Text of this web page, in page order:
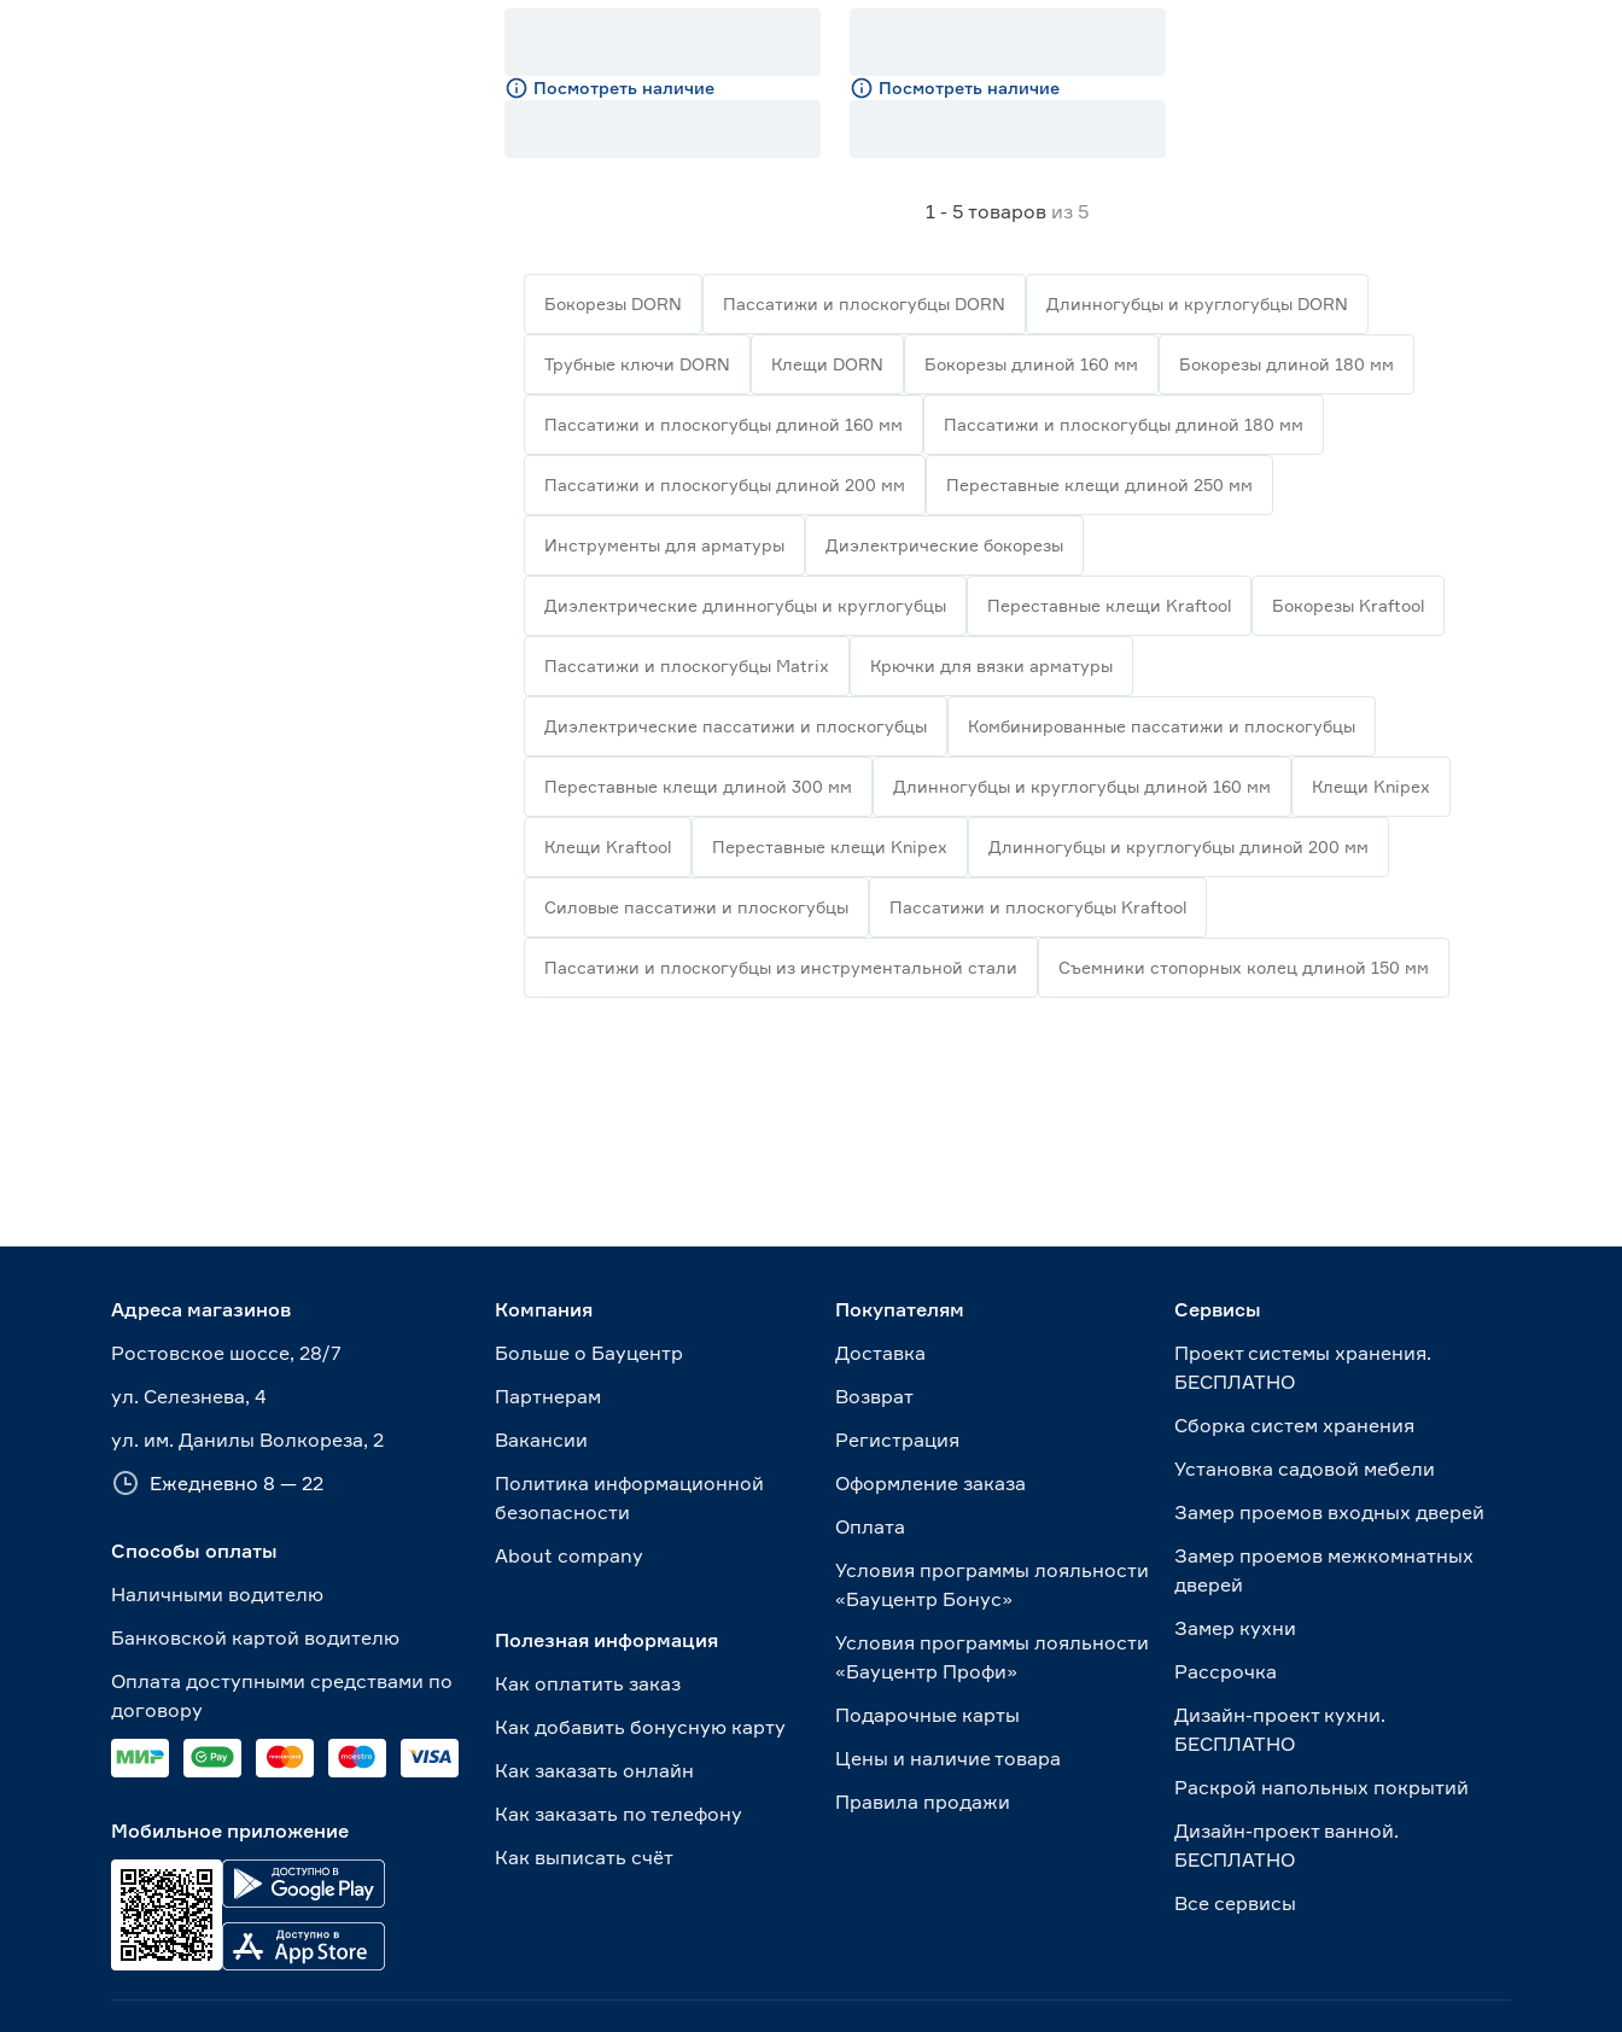
Посмотреть наличие Посмотреть наличие
1 - 5 товаров из 5
Бокорезы DORN Пассатижи и плоскогубцы DORN Длинногубцы и круглогубцы DORN
Трубные ключи DORN Клещи DORN Бокорезы длиной 160 мм Бокорезы длиной 180 мм
Пассатижи и плоскогубцы длиной 160 мм Пассатижи и плоскогубцы длиной 180 мм
Пассатижи и плоскогубцы длиной 200 мм Переставные клещи длиной 250 мм
Инструменты для арматуры Диэлектрические бокорезы
Диэлектрические длинногубцы и круглогубцы Переставные клещи Kraftool Бокорезы Kraftool
Пассатижи и плоскогубцы Matrix Крючки для вязки арматуры
Диэлектрические пассатижи и плоскогубцы Комбинированные пассатижи и плоскогубцы
Переставные клещи длиной 300 мм Длинногубцы и круглогубцы длиной 160 мм Клещи Knipex
Клещи Kraftool Переставные клещи Knipex Длинногубцы и круглогубцы длиной 200 мм
Силовые пассатижи и плоскогубцы Пассатижи и плоскогубцы Kraftool
Пассатижи и плоскогубцы из инструментальной стали Съемники стопорных колец длиной 150 мм
Адреса магазинов
Ростовское шоссе, 28/7
ул. Селезнева, 4
ул. им. Данилы Волкореза, 2
Ежедневно 8 — 22
Способы оплаты
Наличными водителю
Банковской картой водителю
Оплата доступными средствами по
договору
Мобильное приложение
Компания
Больше о Бауцентр
Партнерам
Вакансии
Политика информационной
безопасности
About сompany
Полезная информация
Как оплатить заказ
Как добавить бонусную карту
Как заказать онлайн
Как заказать по телефону
Как выписать счёт
Покупателям
Доставка
Возврат
Регистрация
Оформление заказа
Оплата
Условия программы лояльности
«Бауцентр Бонус»
Условия программы лояльности
«Бауцентр Профи»
Подарочные карты
Цены и наличие товара
Правила продажи
Сервисы
Проект системы хранения.
БЕСПЛАТНО
Сборка систем хранения
Установка садовой мебели
Замер проемов входных дверей
Замер проемов межкомнатных
дверей
Замер кухни
Рассрочка
Дизайн-проект кухни.
БЕСПЛАТНО
Раскрой напольных покрытий
Дизайн-проект ванной.
БЕСПЛАТНО
Все сервисы